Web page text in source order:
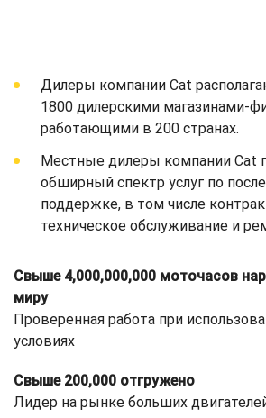
Дилеры компании Cat
1800 дилерскими магазинами-
работающими в 200 странах.
Местные дилеры компании Cat
обширный спектр услуг по
поддержке, в том числе
техническое обслуживание и
Свыше 4,000,000,000 моточасов
миру
Проверенная работа при
условиях
Свыше 200,000 отгружено
Лидер на рынке больших